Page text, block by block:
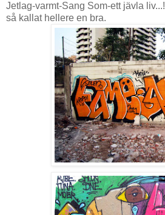
Jetlag-varmt-Sang Som-ett jävla liv...!
så kallat hellere en bra.